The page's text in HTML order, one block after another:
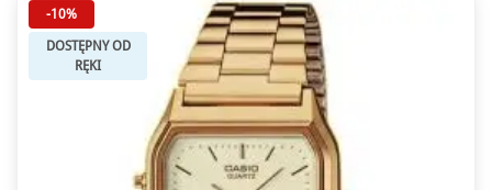
-10%
DOSTĘPNY OD
RĘKI